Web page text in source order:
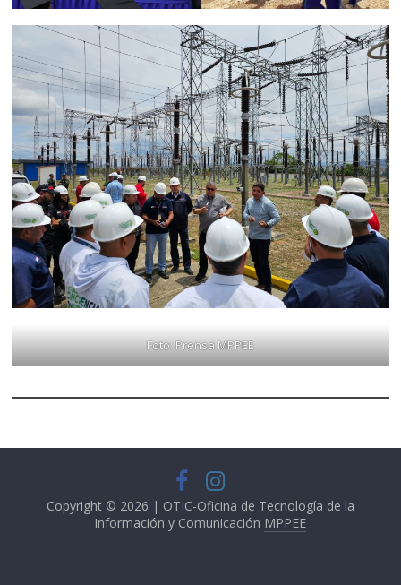
Foto: Prensa MPPEE
Copyright © 2026 | OTIC-Oficina de Tecnología de la
Información y Comunicación MPPEE